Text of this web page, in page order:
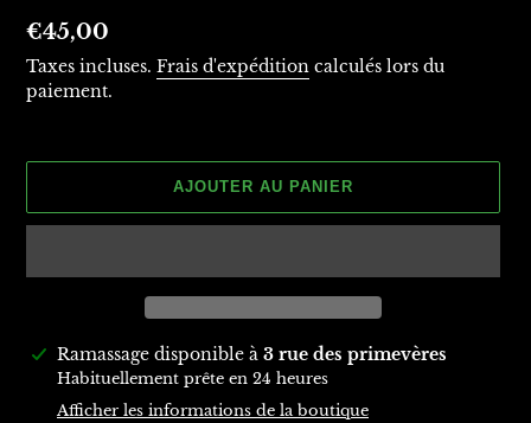
Prix
normal
€45,00
Taxes incluses. Frais d'expédition calculés lors du
paiement.
AJOUTER AU PANIER
Ajout
d'un
produit
Ramassage disponible à 3 rue des primevères
Habituellement prête en 24 heures
Afficher les informations de la boutique